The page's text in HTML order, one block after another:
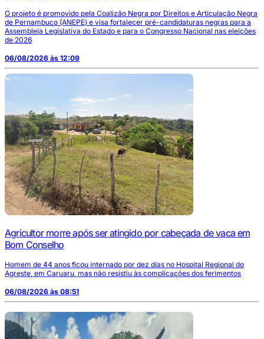
O projeto é promovido pela Coalizão Negra por Direitos e Articulação Negra
de Pernambuco (ANEPE) e visa fortalecer pré-candidaturas negras para a
Assembleia Legislativa do Estado e para o Congresso Nacional nas eleições
de 2026
06/08/2026 às 12:09
Agricultor morre após ser atingido por cabeçada de vaca em
Bom Conselho
Homem de 44 anos ficou internado por dez dias no Hospital Regional do
Agreste, em Caruaru, mas não resistiu às complicações dos ferimentos
06/08/2026 às 08:51